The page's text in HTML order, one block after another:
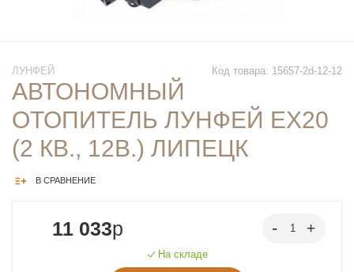
Код товара: 15657-2d-12-12
ЛУНФЕЙ
АВТОНОМНЫЙ
ОТОПИТЕЛЬ ЛУНФЕЙ EX20
(2 КВ., 12В.) ЛИПЕЦК
В СРАВНЕНИЕ
11 033p
На складе